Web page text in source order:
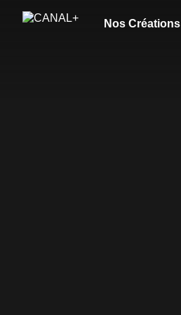
Nos Créations